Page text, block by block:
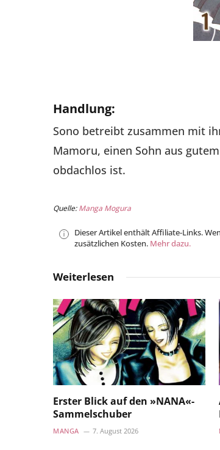
Handlung:
Sono betreibt zusammen mit
Mamoru, einen Sohn aus
obdachlos ist.
Quelle:Manga Mogura
Dieser Artikel enthält Affiliate-Links.
zusätzlichen Kosten. Mehr dazu.
Weiterlesen
Erster Blick auf den »NANA«-
Sammelschuber
MANGA 7. August 2026